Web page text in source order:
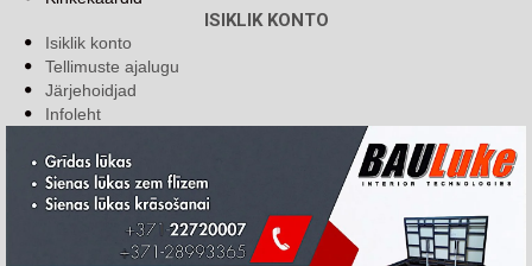
ISIKLIK KONTO
Isiklik konto
Tellimuste ajalugu
Järjehoidjad
Infoleht